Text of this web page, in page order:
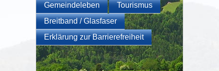
Gemeindeleben
Tourismus
Breitband / Glasfaser
Erklärung zur Barrierefreiheit